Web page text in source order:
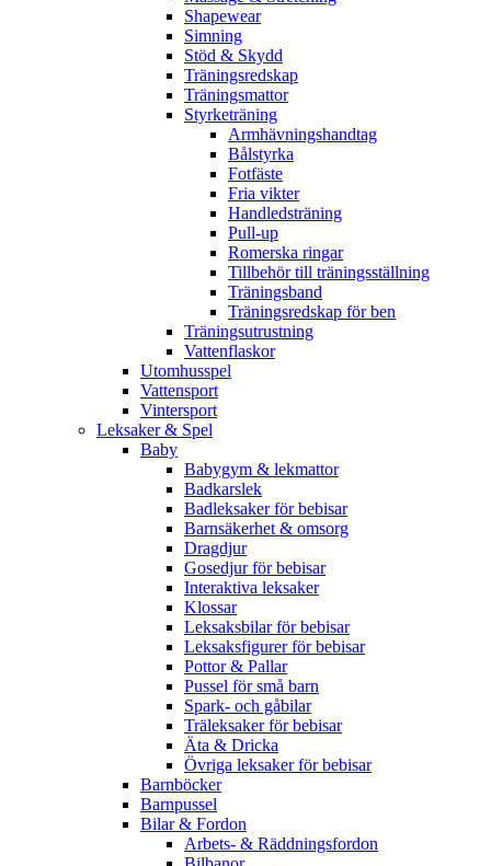
Shapewear
Simning
Stöd & Skydd
Träningsredskap
Träningsmattor
Styrketräning
Armhävningshandtag
Bålstyrka
Fotfäste
Fria vikter
Handledsträning
Pull-up
Romerska ringar
Tillbehör till träningsställning
Träningsband
Träningsredskap för ben
Träningsutrustning
Vattenflaskor
Utomhusspel
Vattensport
Vintersport
Leksaker & Spel
Baby
Babygym & lekmattor
Badkarslek
Badleksaker för bebisar
Barnsäkerhet & omsorg
Dragdjur
Gosedjur för bebisar
Interaktiva leksaker
Klossar
Leksaksbilar för bebisar
Leksaksfigurer för bebisar
Pottor & Pallar
Pussel för små barn
Spark- och gåbilar
Träleksaker för bebisar
Äta & Dricka
Övriga leksaker för bebisar
Barnböcker
Barnpussel
Bilar & Fordon
Arbets- & Räddningsfordon